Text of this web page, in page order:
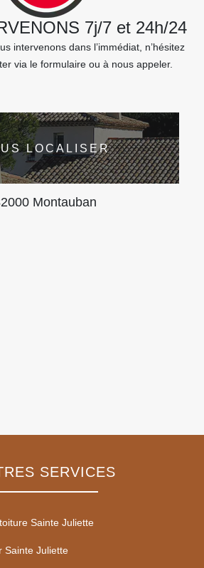
7j/7 et 24h/24
intervenons dans l’immédiat, n’hésitez
via le formulaire ou à nous appeler.
LOCALISER
Montauban
SERVICES
Sainte Juliette
Sainte Juliette